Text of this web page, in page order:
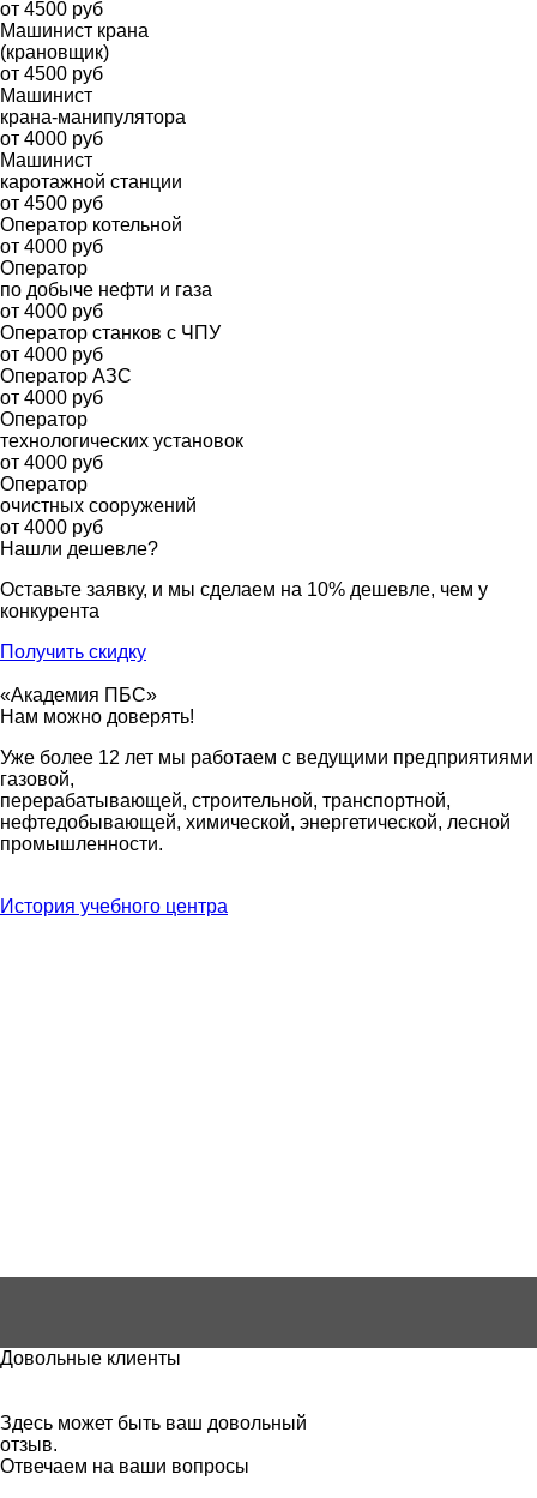
от 4500 руб
Машинист крана
(крановщик)
от 4500 руб
Машинист
крана-манипулятора
от 4000 руб
Машинист
каротажной станции
от 4500 руб
Оператор котельной
от 4000 руб
Оператор
по добыче нефти и газа
от 4000 руб
Оператор станков с ЧПУ
от 4000 руб
Оператор АЗС
от 4000 руб
Оператор
технологических установок
от 4000 руб
Оператор
очистных сооружений
от 4000 руб
Нашли дешевле?
Оставьте заявку, и мы сделаем на 10% дешевле, чем у
конкурента
Получить скидку
«Академия ПБС»
Нам можно доверять!
Уже более 12 лет мы работаем с ведущими предприятиями
газовой,
перерабатывающей, строительной, транспортной,
нефтедобывающей, химической, энергетической, лесной
промышленности.
История учебного центра
Довольные клиенты
Здесь может быть ваш довольный
отзыв.
Отвечаем на ваши вопросы